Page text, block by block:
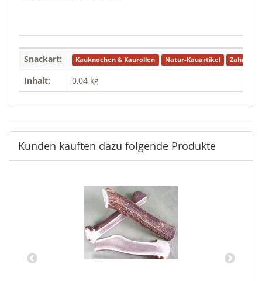
Snackart: Kauknochen & Kaurollen Natur-Kauartikel
Inhalt: 0,04 kg
Kunden kauften dazu folgende Produkte